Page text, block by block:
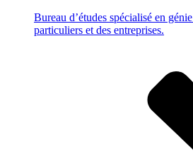
Bureau d’études spécialisé en
particuliers et des entreprises.